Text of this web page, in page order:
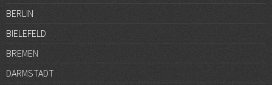
BERLIN
BIELEFELD
BREMEN
DARMSTADT